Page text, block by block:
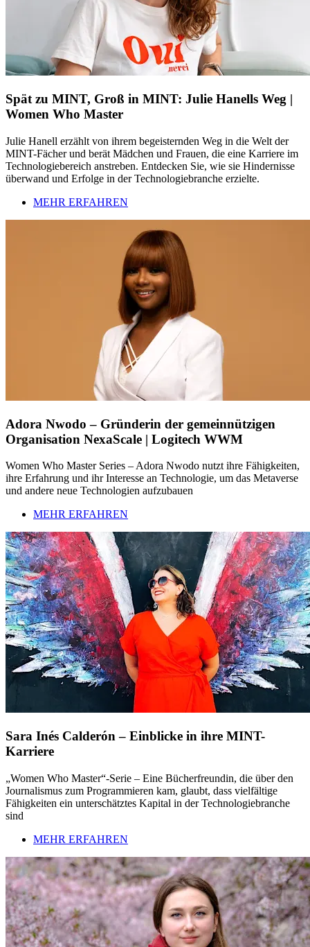
Spät zu MINT, Groß in MINT: Julie Hanells Weg |
Women Who Master
Julie Hanell erzählt von ihrem begeisternden Weg in die Welt der
MINT-Fächer und berät Mädchen und Frauen, die eine Karriere im
Technologiebereich anstreben. Entdecken Sie, wie sie Hindernisse
überwand und Erfolge in der Technologiebranche erzielte.
MEHR ERFAHREN
Adora Nwodo – Gründerin der gemeinnützigen
Organisation NexaScale | Logitech WWM
Women Who Master Series – Adora Nwodo nutzt ihre Fähigkeiten,
ihre Erfahrung und ihr Interesse an Technologie, um das Metaverse
und andere neue Technologien aufzubauen
MEHR ERFAHREN
Sara Inés Calderón – Einblicke in ihre MINT-
Karriere
„Women Who Master“-Serie – Eine Bücherfreundin, die über den
Journalismus zum Programmieren kam, glaubt, dass vielfältige
Fähigkeiten ein unterschätztes Kapital in der Technologiebranche
sind
MEHR ERFAHREN